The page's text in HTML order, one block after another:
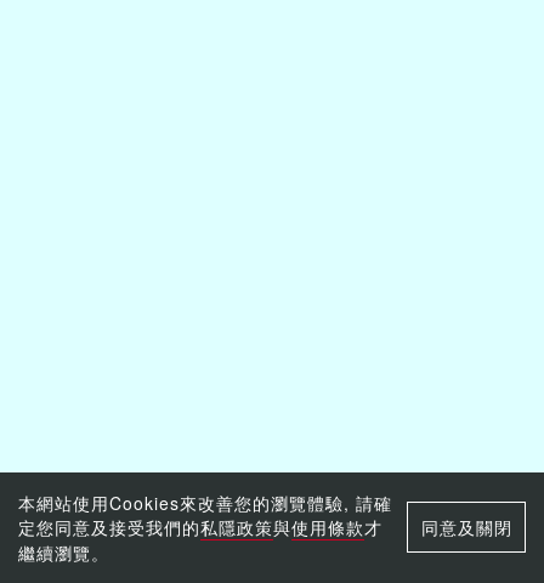
本網站使用Cookies來改善您的瀏覽體驗, 請確
定您同意及接受我們的私隱政策與使用條款才
繼續瀏覽。
同意及關閉